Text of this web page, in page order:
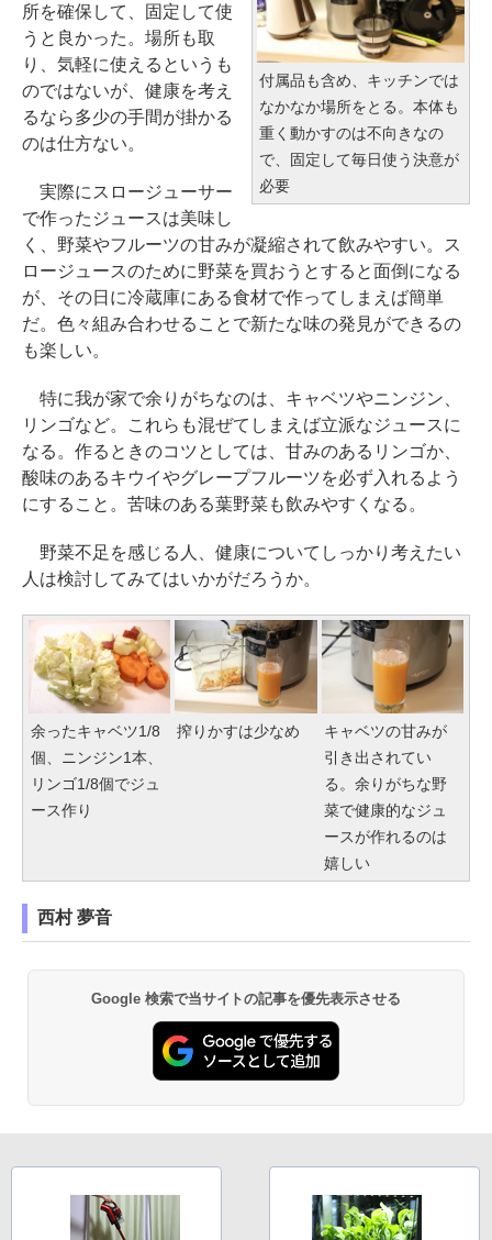
付属品も含め、キッチンでは
なかなか場所をとる。本体も
重く動かすのは不向きなの
で、固定して毎日使う決意が
必要
所を確保して、固定して使
うと良かった。場所も取
り、気軽に使えるというも
のではないが、健康を考え
るなら多少の手間が掛かる
のは仕方ない。
実際にスロージューサー
で作ったジュースは美味し
く、野菜やフルーツの甘みが凝縮されて飲みやすい。ス
ロージュースのために野菜を買おうとすると面倒になる
が、その日に冷蔵庫にある食材で作ってしまえば簡単
だ。色々組み合わせることで新たな味の発見ができるの
も楽しい。
特に我が家で余りがちなのは、キャベツやニンジン、
リンゴなど。これらも混ぜてしまえば立派なジュースに
なる。作るときのコツとしては、甘みのあるリンゴか、
酸味のあるキウイやグレープフルーツを必ず入れるよう
にすること。苦味のある葉野菜も飲みやすくなる。
野菜不足を感じる人、健康についてしっかり考えたい
人は検討してみてはいかがだろうか。
余ったキャベツ1/8
個、ニンジン1本、
リンゴ1/8個でジュ
ース作り
搾りかすは少なめ
キャベツの甘みが
引き出されてい
る。余りがちな野
菜で健康的なジュ
ースが作れるのは
嬉しい
西村 夢音
Google 検索で当サイトの記事を優先表示させる